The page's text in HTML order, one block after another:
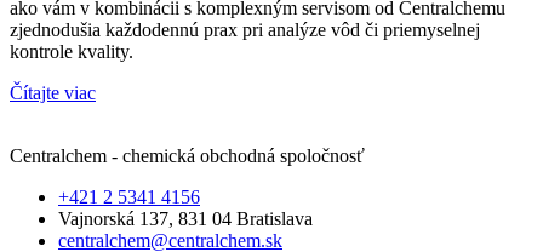
ako vám v kombinácii s komplexným servisom od Centralchemu
zjednodušia každodennú prax pri analýze vôd či priemyselnej
kontrole kvality.
Čítajte viac
Centralchem - chemická obchodná spoločnosť
+421 2 5341 4156
Vajnorská 137, 831 04 Bratislava
centralchem@centralchem.sk